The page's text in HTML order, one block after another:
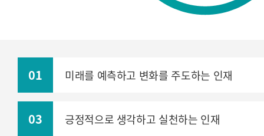
01 미래를 예측하고 변화를 주도하는 인재
03 긍정적으로 생각하고 실천하는 인재